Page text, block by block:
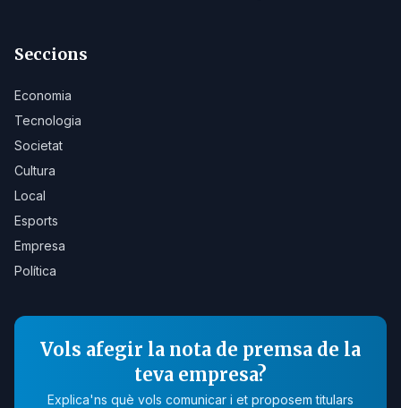
Seccions
Economia
Tecnologia
Societat
Cultura
Local
Esports
Empresa
Política
Vols afegir la nota de premsa de la
teva empresa?
Explica'ns què vols comunicar i et proposem titulars